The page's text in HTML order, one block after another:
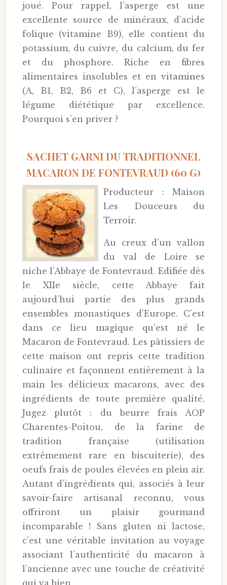
joué. Pour rappel, l’asperge est une
excellente source de minéraux, d’acide
folique (vitamine B9), elle contient du
potassium, du cuivre, du calcium, du fer
et du phosphore. Riche en fibres
alimentaires insolubles et en vitamines
(A, B1, B2, B6 et C), l’asperge est le
légume diététique par excellence.
Pourquoi s’en priver ?
SACHET GARNI DU TRADITIONNEL
MACARON DE FONTEVRAUD (60 G)
Producteur : Maison
Les Douceurs du
Terroir.
Au creux d’un vallon
du val de Loire se
niche l’Abbaye de Fontevraud. Edifiée dès
le XIIe siècle, cette Abbaye fait
aujourd’hui partie des plus grands
ensembles monastiques d’Europe. C’est
dans ce lieu magique qu’est né le
Macaron de Fontevraud. Les pâtissiers de
cette maison ont repris cette tradition
culinaire et façonnent entièrement à la
main les délicieux macarons, avec des
ingrédients de toute première qualité.
Jugez plutôt : du beurre frais AOP
Charentes-Poitou, de la farine de
tradition française (utilisation
extrêmement rare en biscuiterie), des
oeufs frais de poules élevées en plein air.
Autant d’ingrédients qui, associés à leur
savoir-faire artisanal reconnu, vous
offriront un plaisir gourmand
incomparable ! Sans gluten ni lactose,
c’est une véritable invitation au voyage
associant l’authenticité du macaron à
l’ancienne avec une touche de créativité